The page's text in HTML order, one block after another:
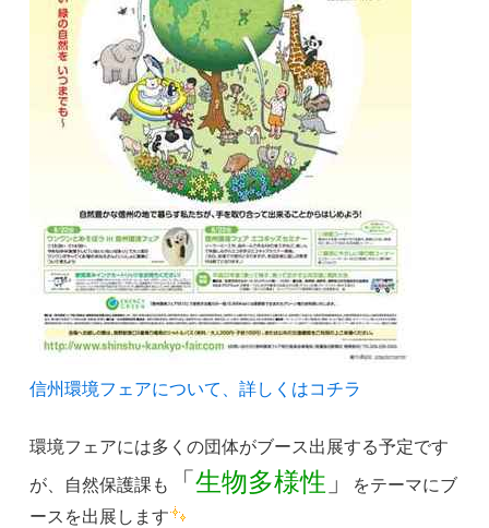
信州環境フェアについて、詳しくはコチラ
環境フェアには多くの団体がブース出展する予定です
が、自然保護課も
「生物多様性 」
をテーマにブ
ースを出展します